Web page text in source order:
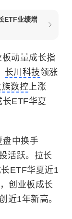
ETF业绩增
动量成长指
长川科技领涨
族数控上涨
ETF华夏
盘中换手
活跃。拉长
ETF华夏近1
创业板成长
近1年新高。